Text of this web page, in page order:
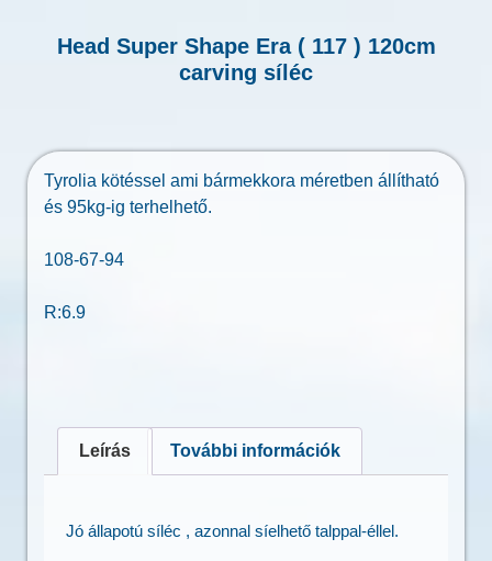
Head Super Shape Era ( 117 ) 120cm
carving síléc
Tyrolia kötéssel ami bármekkora méretben állítható
és 95kg-ig terhelhető.
108-67-94
R:6.9
Leírás További információk
Jó állapotú síléc , azonnal síelhető talppal-éllel.